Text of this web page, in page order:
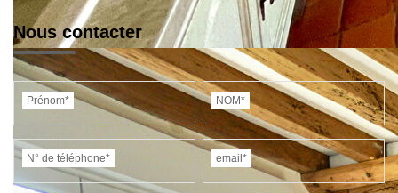
Nous contacter
Prénom* NOM*
N° de téléphone* email*